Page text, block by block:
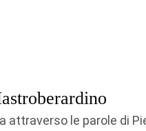
attraverso le parole di